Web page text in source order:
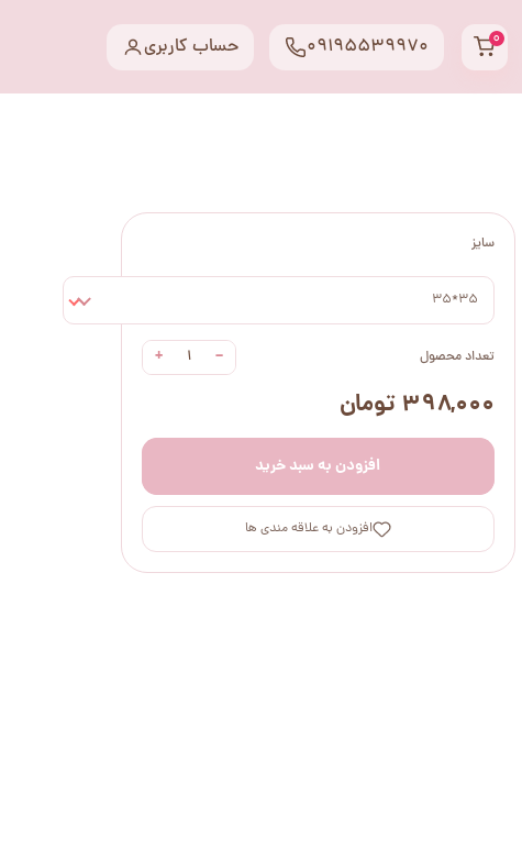
۰ حساب کاربری 09195539970
سایز
35*35
تعداد محصول −
+
۳۹۸,۰۰۰ تومان
افزودن به سبد خرید
افزودن به علاقه مندی ها